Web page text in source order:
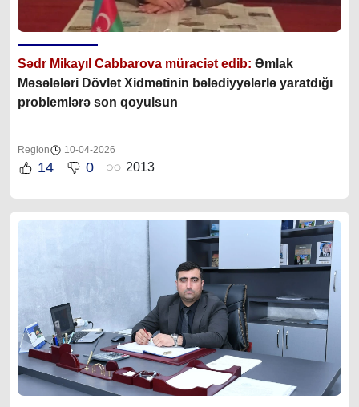
Sədr Mikayıl Cabbarova müraciət edib: Əmlak
Məsələləri Dövlət Xidmətinin bələdiyyələrlə yaratdığı
problemlərə son qoyulsun
Region 10-04-2026
14 0 2013